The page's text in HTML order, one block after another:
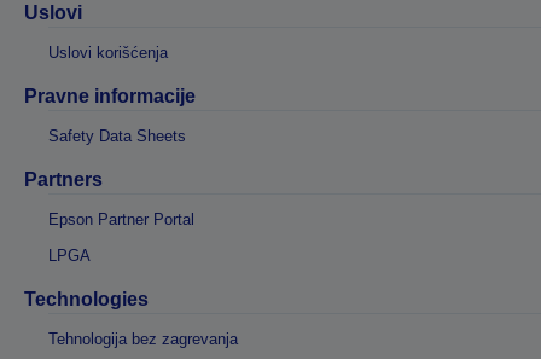
Uslovi
Uslovi korišćenja
Pravne informacije
Safety Data Sheets
Partners
Epson Partner Portal
LPGA
Technologies
Tehnologija bez zagrevanja